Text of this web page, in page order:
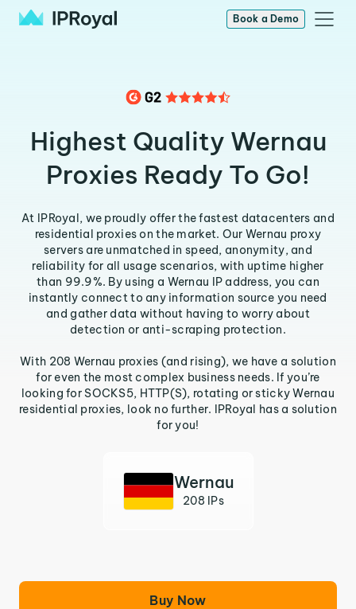
Book a Demo
Highest Quality Wernau
Proxies Ready To Go!
At IPRoyal, we proudly offer the fastest datacenters and
residential proxies on the market. Our Wernau proxy
servers are unmatched in speed, anonymity, and
reliability for all usage scenarios, with uptime higher
than 99.9%. By using a Wernau IP address, you can
instantly connect to any information source you need
and gather data without having to worry about
detection or anti-scraping protection.
With 208 Wernau proxies (and rising), we have a solution
for even the most complex business needs. If you’re
looking for SOCKS5, HTTP(S), rotating or sticky Wernau
residential proxies, look no further. IPRoyal has a solution
for you!
Wernau
208 IPs
Buy Now